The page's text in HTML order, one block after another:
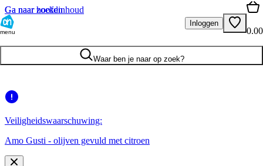
Ga naar hoofdinhoud
Ga naar zoeken
menu
Inloggen
0.00
Waar ben je naar op zoek?
Veiligheidswaarschuwing:
Amo Gusti - olijven gevuld met citroen